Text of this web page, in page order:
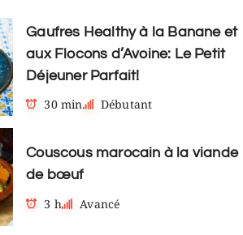
Gaufres Healthy à la Banane et
aux Flocons d’Avoine: Le Petit
Déjeuner Parfait!
30 min
Débutant
Couscous marocain à la viande
de bœuf
3 h
Avancé